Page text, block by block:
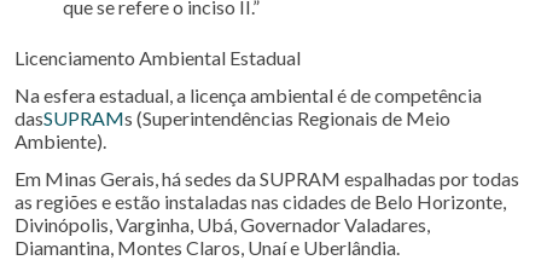
que se refere o inciso II.”
Licenciamento Ambiental Estadual
Na esfera estadual, a licença ambiental é de competência
dasSUPRAMs (Superintendências Regionais de Meio
Ambiente).
Em Minas Gerais, há sedes da SUPRAM espalhadas por todas
as regiões e estão instaladas nas cidades de Belo Horizonte,
Divinópolis, Varginha, Ubá, Governador Valadares,
Diamantina, Montes Claros, Unaí e Uberlândia.